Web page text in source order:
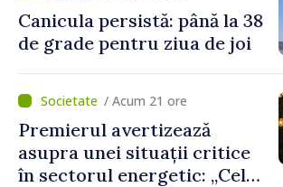
Canicula persistă: până la 38
de grade pentru ziua de joi
/ Acum 21 ore
Premierul avertizează
asupra unei situații critice
în sectorul energetic: „Cel